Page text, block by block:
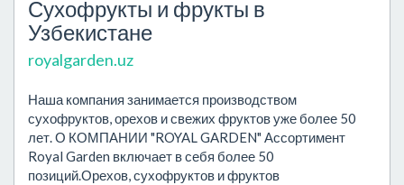
Сухофрукты и фрукты в
Узбекистане
royalgarden.uz
Наша компания занимается производством
сухофруктов, орехов и свежих фруктов уже более 50
лет. О КОМПАНИИ "ROYAL GARDEN" Ассортимент
Royal Garden включает в себя более 50
позиций.Орехов, сухофруктов и фруктов